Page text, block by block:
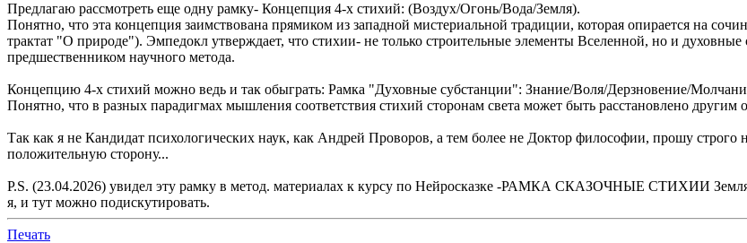
Предлагаю рассмотреть еще одну рамку- Концепция 4-х стихий: (Воздух/Огонь/Вода/Земля).
Понятно, что эта концепция заимствована прямиком из западной мистериальной традиции, которая опирается на
трактат "О природе"). Эмпедокл утверждает, что стихии- не только строительные элементы Вселенной, но и
предшественником научного метода.
Концепцию 4-х стихий можно ведь и так обыграть: Рамка "Духовные субстанции": Знание/Воля/Дерзновение/
Понятно, что в разных парадигмах мышления соответствия стихий сторонам света может быть расстановлено другим
Так как я не Кандидат психологических наук, как Андрей Проворов, а тем более не Доктор философии, прошу строго
положительную сторону...
P.S. (23.04.2026) увидел эту рамку в метод. материалах к курсу по Нейросказке -РАМКА СКАЗОЧНЫЕ СТИХИИ
я, и тут можно подискутировать.
Печать